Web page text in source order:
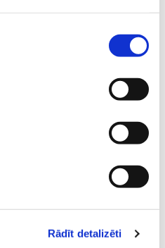
Rādīt detalizēti
No 16. oktobra atvērsies
pasaulēm: publicēts
pasauļu atslēga” treileris
Sievietēm